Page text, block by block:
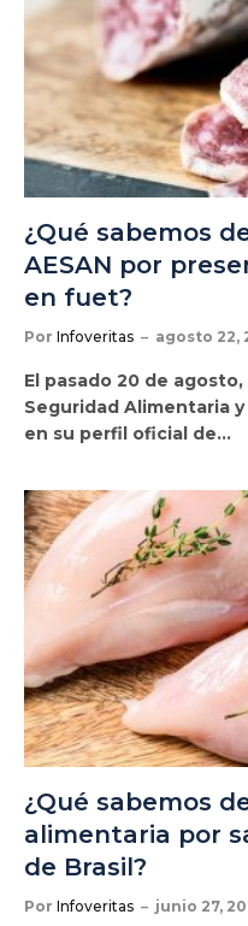
¿Qué sabemos
AESAN por
en fuet?
Por Infoveritas agosto 22,
El pasado 20 de
Seguridad Alimentaria
en su perfil oficial de…
¿Qué sabemos
alimentaria por
de Brasil?
Por Infoveritas junio 27,